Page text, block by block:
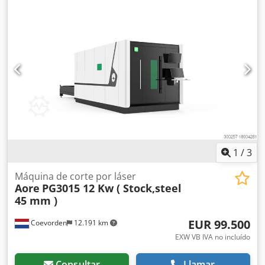
1 /3
Coevorden 12.191 km
Máquina de corte por láser
Aore PG3015 12 Kw ( Stock,steel
45 mm )
EUR 99.500
EXW VB IVA no incluído